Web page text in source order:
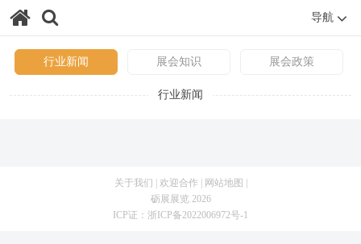
导航
行业新闻 展会知识 展会政策
行业新闻
关于我们 欢迎合作 网站地图
砺展展览 2026
ICP证： 浙ICP备2022006972号-1